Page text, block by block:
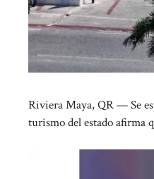
Riviera Maya, QR — Se
turismo del estado afirma